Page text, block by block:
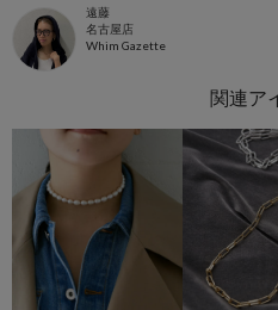
遠藤
名古屋店
Whim Gazette